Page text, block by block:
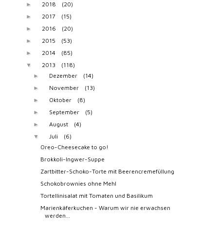
► 2018 (20)
► 2017 (15)
► 2016 (20)
► 2015 (53)
► 2014 (85)
▼ 2013 (118)
► Dezember (14)
► November (13)
► Oktober (8)
► September (5)
► August (4)
▼ Juli
(6)
Oreo-Cheesecake to go!
Brokkoli-Ingwer-Suppe
Zartbitter-Schoko-Torte mit Beerencremefüllung
Schokobrownies ohne Mehl
Tortellinisalat mit Tomaten und Basilikum
Marienkäferkuchen - Warum wir nie erwachsen
werden...